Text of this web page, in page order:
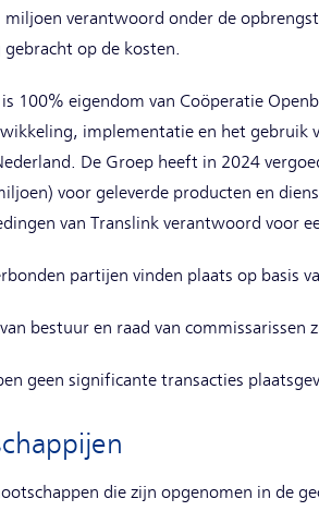
miljoen verantwoord onder de
op de kosten.
is 100% eigendom van Coöperatie
implementatie en het gebruik
De Groep heeft in 2024
voor geleverde producten en
van Translink verantwoord voor
partijen vinden plaats op basis
bestuur en raad van
geen significante transacties
die zijn opgenomen in de